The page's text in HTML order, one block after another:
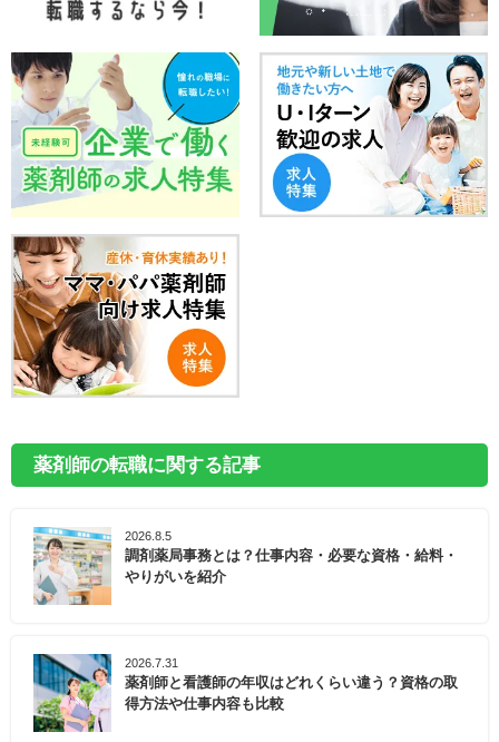
薬剤師の転職に関する記事
2026.8.5
調剤薬局事務とは？仕事内容・必要な資格・給料・
やりがいを紹介
2026.7.31
薬剤師と看護師の年収はどれくらい違う？資格の取
得方法や仕事内容も比較